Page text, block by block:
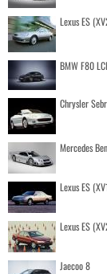
Lexus ES
BMW F80 LCI
Chrysler
Mercedes
Lexus ES
Lexus ES
Jaecoo 8